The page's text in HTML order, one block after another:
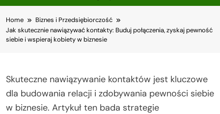
to
content
Home
Biznes i Przedsiębiorczość
Jak skutecznie nawiązywać kontakty: Buduj połączenia, zyskaj pewność
siebie i wspieraj kobiety w biznesie
Skuteczne nawiązywanie kontaktów jest kluczowe
dla budowania relacji i zdobywania pewności siebie
w biznesie. Artykuł ten bada strategie